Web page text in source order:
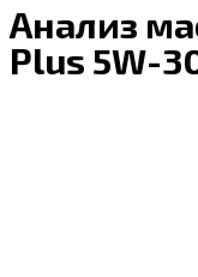
Анализ
Plus 5W-